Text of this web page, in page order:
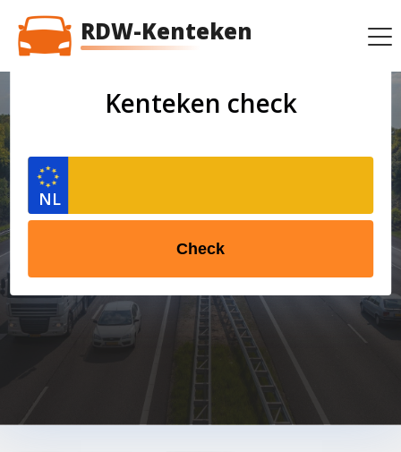
RDW-Kenteken
Kenteken check
Check